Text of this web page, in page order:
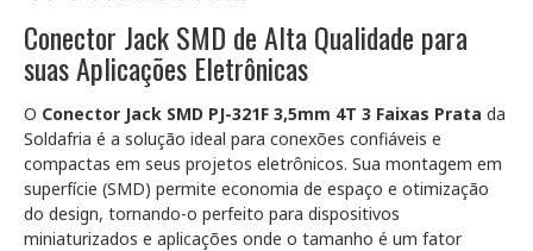
Conector Jack SMD de Alta Qualidade para
suas Aplicações Eletrônicas
O Conector Jack SMD PJ-321F 3,5mm 4T 3 Faixas Prata da
Soldafria é a solução ideal para conexões confiáveis e
compactas em seus projetos eletrônicos. Sua montagem em
superfície (SMD) permite economia de espaço e otimização
do design, tornando-o perfeito para dispositivos
miniaturizados e aplicações onde o tamanho é um fator